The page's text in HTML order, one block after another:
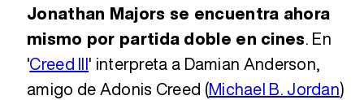
Jonathan Majors se encuentra ahora
mismo por partida doble en cines. En
'Creed III' interpreta a Damian Anderson,
amigo de Adonis Creed (Michael B. Jordan)